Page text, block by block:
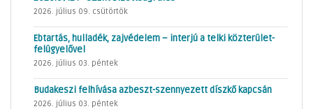
2026. július 09. csütörtök
Ebtartás, hulladék, zajvédelem – interjú a telki közterület-
felügyelővel
2026. július 03. péntek
Budakeszi felhívása azbeszt-szennyezett díszkő kapcsán
2026. július 03. péntek